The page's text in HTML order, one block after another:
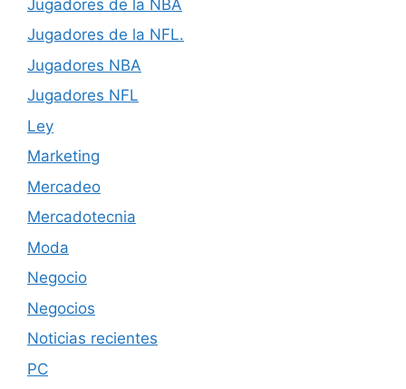
Jugadores de la NBA
Jugadores de la NFL.
Jugadores NBA
Jugadores NFL
Ley
Marketing
Mercadeo
Mercadotecnia
Moda
Negocio
Negocios
Noticias recientes
PC